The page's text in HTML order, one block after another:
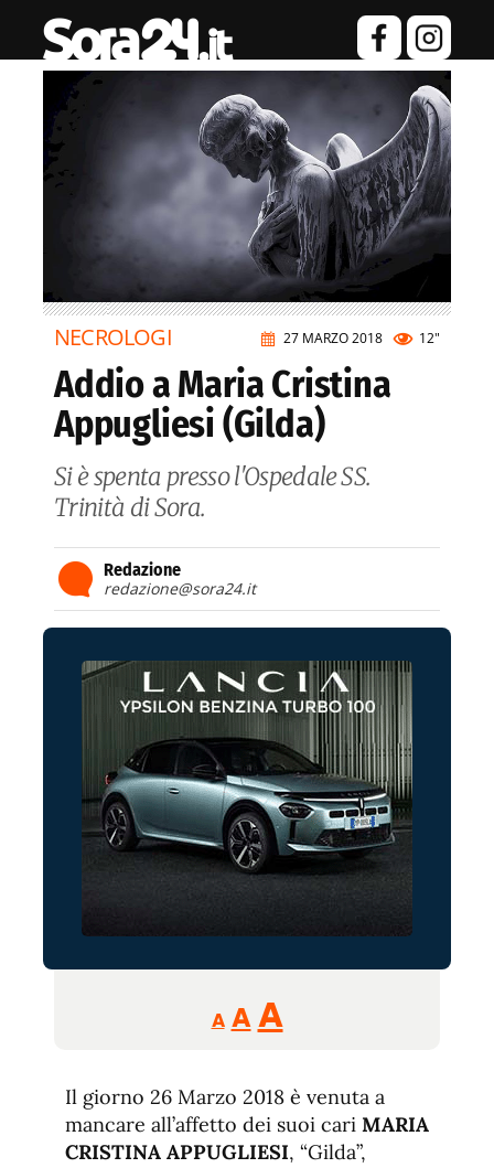
27 MARZO 2018 12"
NECROLOGI
Addio a Maria Cristina
Appugliesi (Gilda)
Si è spenta presso l'Ospedale SS.
Trinità di Sora.
Redazione
redazione@sora24.it
A
Reducir
tamaño
A Restablecer
de
fuente
AAumentar
de
fuente.
Il giorno 26 Marzo 2018 è venuta a
mancare all’affetto dei suoi cari MARIA
CRISTINA APPUGLIESI, “Gilda”,